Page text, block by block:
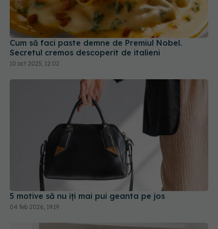
Cum să faci paste demne de Premiul Nobel.
Secretul cremos descoperit de italieni
10 oct 2025, 12:02
5 motive să nu îți mai pui geanta pe jos
04 feb 2026, 19:19